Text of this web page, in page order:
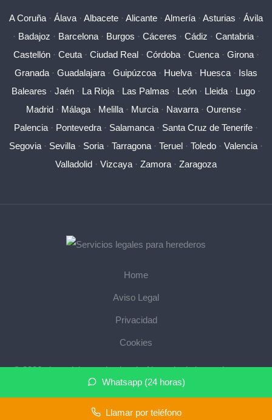
Whatsapp (24 horas)
Llamar por teléfono
A Coruña · Álava · Albacete · Alicante · Almería · Asturias · Ávila
· Badajoz · Barcelona · Burgos · Cáceres · Cádiz · Cantabria ·
Castellón· Ceuta· Ciudad Real· Córdoba· Cuenca· Girona·
Granada · Guadalajara · Guipúzcoa · Huelva · Huesca · Islas
Baleares · Jaén · La Rioja · Las Palmas · León · Lleida · Lugo ·
Madrid· Málaga· Melilla· Murcia· Navarra· Ourense·
Palencia · Pontevedra · Salamanca · Santa Cruz de Tenerife ·
Segovia · Sevilla · Soria · Tarragona · Teruel · Toledo · Valencia ·
Valladolid · Vizcaya · Zamora · Zaragoza
Home
Aviso Legal
Privacidad
Cookies
© 2026 abogadoherencias.legal · Abogado de herencias cerca
de mi ·Mapa del sitio